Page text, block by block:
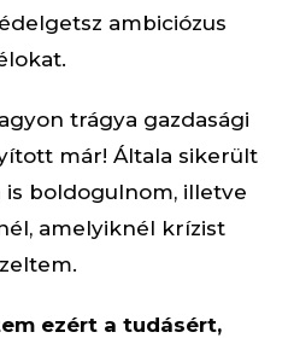
ambiciózus
trágya gazdasági
már! Általa sikerült
is boldogulnom, illetve
amelyiknél krízist
ezért a tudásért,